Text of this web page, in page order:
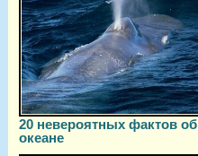
20 невероятных фактов об
океане